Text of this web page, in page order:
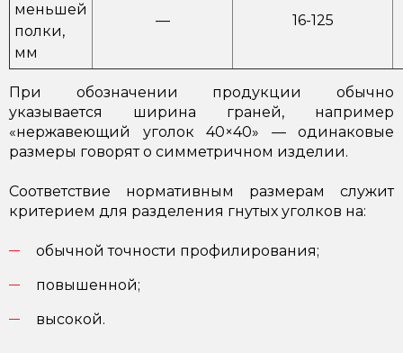
меньшей
полки,
мм
— 16-125
При обозначении продукции обычно
указывается ширина граней, например
«нержавеющий уголок 40×40» — одинаковые
размеры говорят о симметричном изделии.
Соответствие нормативным размерам служит
критерием для разделения гнутых уголков на:
обычной точности профилирования;
повышенной;
высокой.